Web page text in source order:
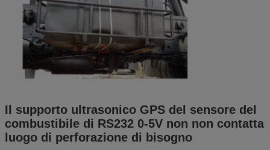
Il supporto ultrasonico GPS del sensore del
combustibile di RS232 0-5V non non contatta
luogo di perforazione di bisogno